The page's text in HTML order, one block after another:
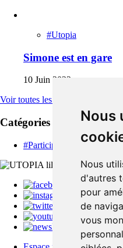
Nous
Nous
d'autres
pour
de
vous
#Utopia
Simone est en gare
10 Juin 2022
Voir toutes les actus
Catégories
#Participer
Newsletter